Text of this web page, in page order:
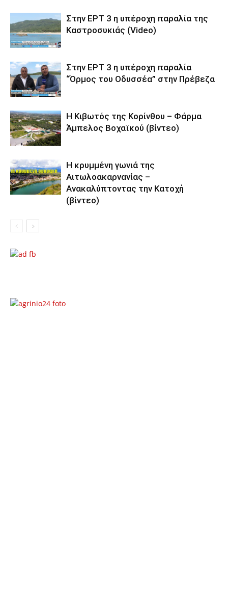
Στην ΕΡΤ 3 η υπέροχη παραλία της
Καστροσυκιάς (Video)
Στην ΕΡΤ 3 η υπέροχη παραλία
“Όρμος του Οδυσσέα” στην Πρέβεζα
Η Κιβωτός της Κορίνθου – Φάρμα
Άμπελος Βοχαϊκού (βίντεο)
Η κρυμμένη γωνιά της
Αιτωλοακαρνανίας –
Ανακαλύπτοντας την Κατοχή
(βίντεο)